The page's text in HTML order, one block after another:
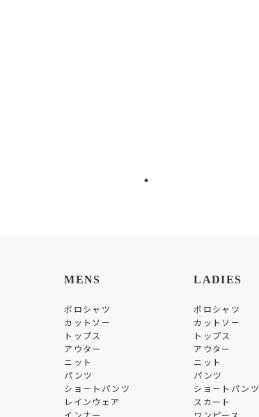
MENS
ポロシャツ
カットソー
トップス
アウター
ニット
パンツ
ショートパンツ
レインウェア
インナー
LADIES
ポロシャツ
カットソー
トップス
アウター
ニット
パンツ
ショートパンツ
スカート
ワンピース